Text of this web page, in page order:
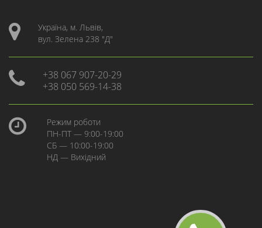
Україна, м. Львів,
вул. Зелена 238 "Д"
+38 067 907-20-29
+38 050 569-14-38
Режим роботи
ПН-ПТ — 9:00-19:00
СБ — 10:00-19:00
НД — Вихідний